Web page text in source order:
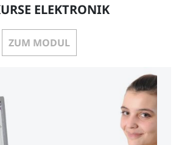
ELEKTRONIK
ZUM MODUL